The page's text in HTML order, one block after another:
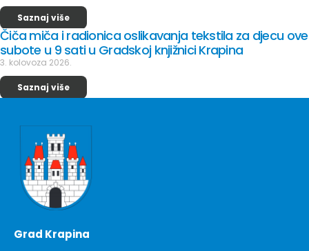
Saznaj više
Čiča miča i radionica oslikavanja tekstila za djecu ove
subote u 9 sati u Gradskoj knjižnici Krapina
3. kolovoza 2026.
Saznaj više
Grad Krapina